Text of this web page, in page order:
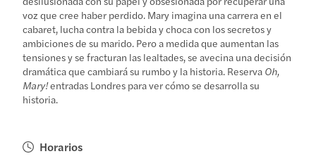
voz que cree haber perdido. Mary imagina una carrera en el
cabaret, lucha contra la bebida y choca con los secretos y
ambiciones de su marido. Pero a medida que aumentan las
tensiones y se fracturan las lealtades, se avecina una decisión
dramática que cambiará su rumbo y la historia. Reserva Oh,
Mary!entradas Londres para ver cómo se desarrolla su
historia.
Horarios